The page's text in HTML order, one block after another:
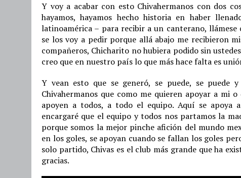
Y voy a acabar con esto Chivahermanos con dos
hayamos, hayamos hecho historia en haber
latinoamérica – para recibir a un canterano,
se los voy a pedir porque allá abajo me recibieron
compañeros, Chicharito no hubiera podido sin
creo que en nuestro país lo que más hace falta es
Y vean esto que se generó, se puede, se puede
Chivahermanos que como me quieren apoyar a mi
apoyen a todos, a todo el equipo. Aquí se apoya
encargaré que el equipo y todos nos partamos la
porque somos la mejor pinche afición del mundo
en los goles, se apoyan cuando se fallan los goles
solo partido, Chivas es el club más grande que ha
gracias.